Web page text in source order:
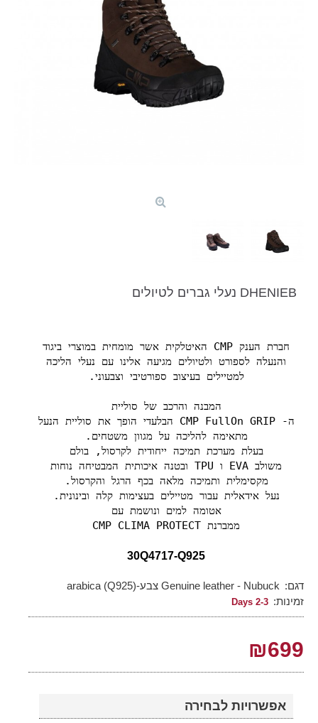
DHENIEB נעלי גברים לטיולים
חברת הענק CMP האיטלקית אשר מומחית במוצרי ביגוד
והנעלה לספורט ולטיולים מגיעה אלינו עם נעלי הליכה
למטיילים בעיצוב ספורטיבי וצבעוני.
המבנה והרכב של סוליית
ה- CMP FullOn GRIP הבלעדי הופך את סוליית הנעל
מתאימה להליכה על מגוון משטחים.
בעלת מערכת תמיכה ייחודית לקרסול, בולם
משולב EVA ו TPU ובטנה איכותית המבטיחה נוחות
מקסימלית ותמיכה מלאה בכף הרגל והקרסול.
נעל אידאלית עבור מטיילים בעצימות קלה ובינונית.
אטומה למים ונושמת עם
ממברנת CMP CLIMA PROTECT
30Q4717-Q925
דגם: Genuine leather - Nubuck צבע-arabica (Q925)
זמינות: 2-3 Days
₪699
אפשרויות לבחירה